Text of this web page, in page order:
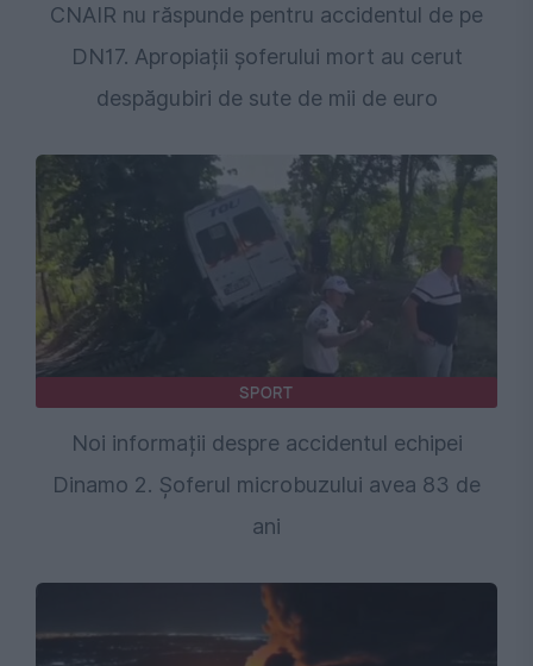
CNAIR nu răspunde pentru accidentul de pe
DN17. Apropiații șoferului mort au cerut
despăgubiri de sute de mii de euro
SPORT
Noi informații despre accidentul echipei
Dinamo 2. Șoferul microbuzului avea 83 de
ani